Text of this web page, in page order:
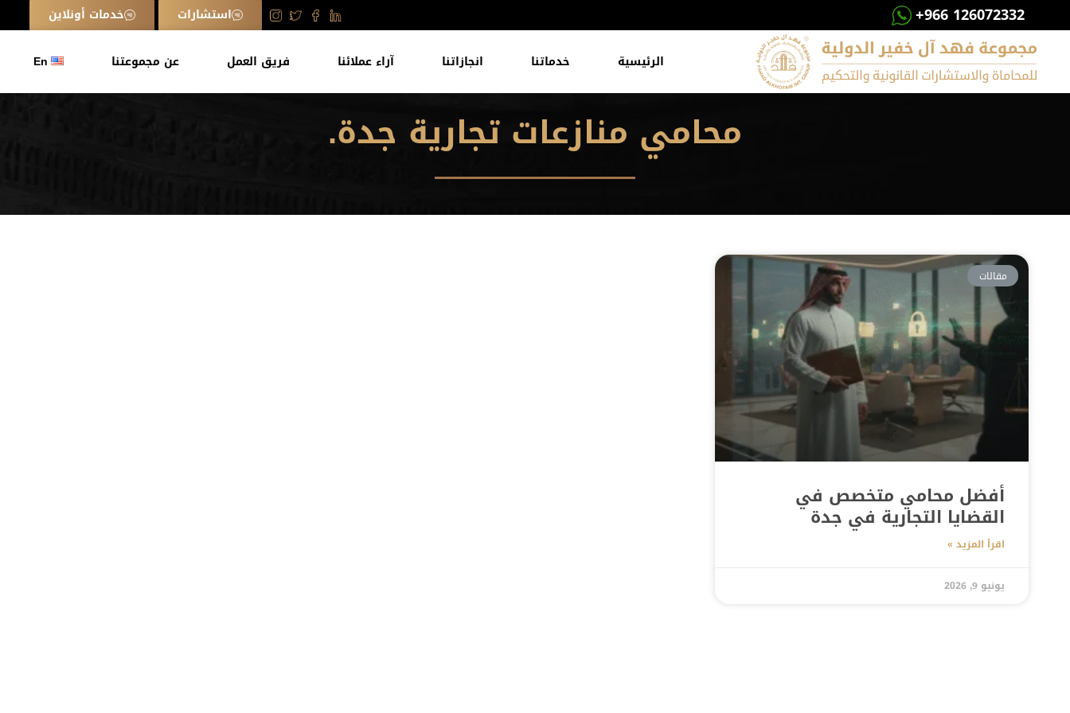
+966 126072332 استشارات خدمات أونلاين
الرئيسية خدماتنا انجازاتنا آراء عملائنا فريق العمل عن مجموعتنا En
محامي منازعات تجارية جدة.
مقالات
أفضل محامي متخصص في
القضايا التجارية في جدة
اقرأ المزيد »
يونيو 9, 2026